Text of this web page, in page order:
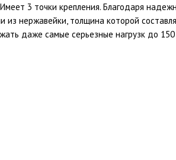
3 точки крепления. Благодаря
из нержавейки, толщина которой
даже самые серьезные нагрузк до 150